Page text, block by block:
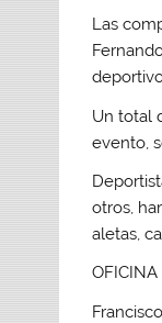
Las
Un total
evento,
otros,
aletas,
OFICINA